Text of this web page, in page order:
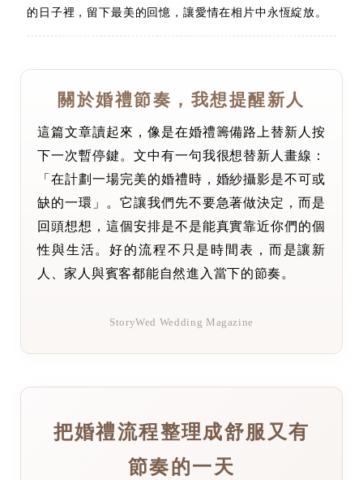
的日子裡，留下最美的回憶，讓愛情在相片中永恆綻放。
關於婚禮節奏，我想提醒新人
這篇文章讀起來，像是在婚禮籌備路上替新人按
下一次暫停鍵。文中有一句我很想替新人畫線：
「在計劃一場完美的婚禮時，婚紗攝影是不可或
缺的一環」。它讓我們先不要急著做決定，而是
回頭想想，這個安排是不是能真實靠近你們的個
性與生活。好的流程不只是時間表，而是讓新
人、家人與賓客都能自然進入當下的節奏。
StoryWed Wedding Magazine
把婚禮流程整理成舒服又有
節奏的一天